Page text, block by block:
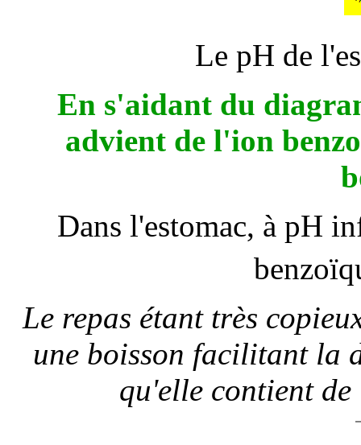
Le pH de
En s'aidant du
advient de l'ion
Dans l'estomac, à pH
Le repas étant très
une boisson facilitant la
qu'elle contient